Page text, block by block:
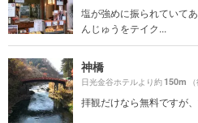
塩が強めに振られていて
んじゅうをテイク...
神橋
日光金谷ホテルより約150m
拝観だけなら無料ですが